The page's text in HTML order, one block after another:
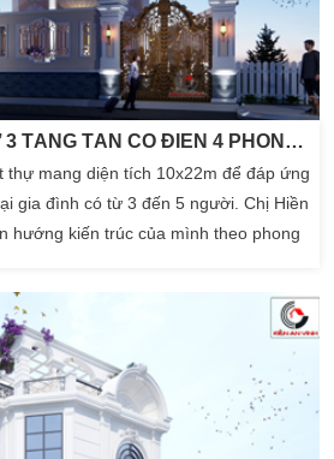
THIẾT KẾ BIỆT THỰ 3 TẦNG TÂN CỔ ĐIỂN 4 PHÒNG NGỦ DIỆN TÍCH 10X22M
mang diện tích 10x22m để đáp ứng
gia đình có từ 3 đến 5 người. Chị Hiền
hướng kiến trúc của mình theo phong
từng lứa tuổi. Cũng như sở thích của